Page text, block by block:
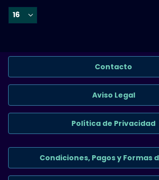
Contacto
Aviso Legal
Política de Privacidad
Condiciones, Pagos y Formas